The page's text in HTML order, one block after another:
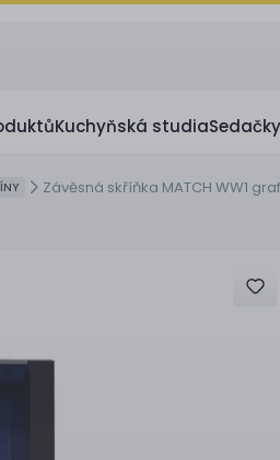
Kuchyňská studia
Závěsná skříňka MATCH WW1